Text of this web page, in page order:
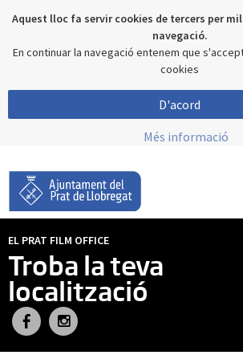
Aquest lloc fa servir cookies de tercers per
navegació.
En continuar la navegació entenem que
cookies
D'acord
Més informació
EL PRAT FILM OFFICE
Troba la teva
localització